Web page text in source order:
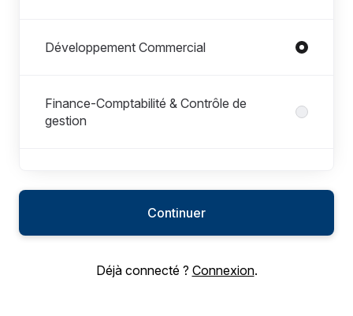
Développement Commercial
Finance-Comptabilité & Contrôle de
gestion
Marketing & Communication
Continuer
Déjà connecté ? Connexion.